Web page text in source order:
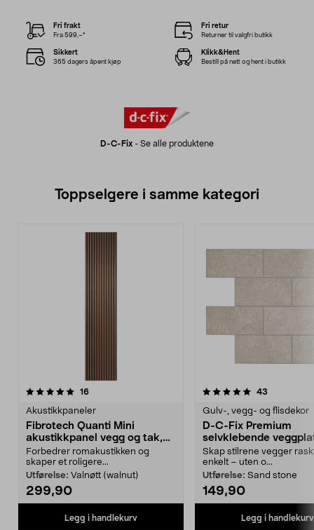
D-C-Fix - Se alle produktene
Fri frakt
Fra 599,–*
Fri retur
Returner til valgfri butikk
Sikkert
365 dagers åpent kjøp
Klikk&Hent
Bestill på nett og hent i butikk
Toppselgere i samme kategori
16anmeldelser
Akustikkpaneler
Fibrotech Quanti Mini
akustikkpanel vegg og tak,
2-pakning
Forbedrer romakustikken og
skaper et roligere...
Utførelse: Valnøtt (walnut)
299,90
Legg i handlekurv
5.0 av 5 stjerner 43
Gulv-, vegg- og flisdekor
D-C-Fix Premium
selvklebende
pakning
Skap stilrene vegger
enkelt – uten o...
Utførelse: Sand stone
149,90
Legg i handlekurv
5.0 av 5 stjerner